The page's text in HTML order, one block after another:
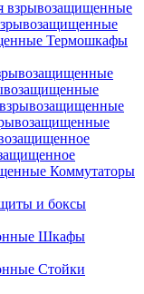
Термошкафы
Коммутаторы
и боксы
Шкафы
Стойки